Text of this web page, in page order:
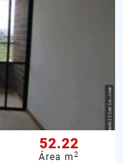
52.22
Área m2